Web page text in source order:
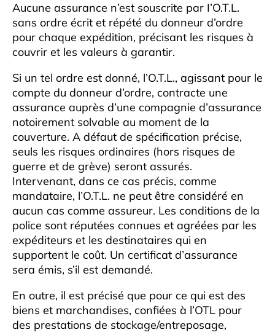
Aucune assurance n’est souscrite par I’O.T.L.
sans ordre écrit et répété du donneur d’ordre
pour chaque expédition, précisant les risques à
couvrir et les valeurs à garantir.
Si un tel ordre est donné, l’O.T.L., agissant pour le
compte du donneur d’ordre, contracte une
assurance auprès d’une compagnie d’assurance
notoirement solvable au moment de la
couverture. A défaut de spécification précise,
seuls les risques ordinaires (hors risques de
guerre et de grève) seront assurés.
Intervenant, dans ce cas précis, comme
mandataire, l’O.T.L. ne peut être considéré en
aucun cas comme assureur. Les conditions de la
police sont réputées connues et agréées par les
expéditeurs et les destinataires qui en
supportent le coût. Un certificat d’assurance
sera émis, s’il est demandé.
En outre, il est précisé que pour ce qui est des
biens et marchandises, confiées à l’OTL pour
des prestations de stockage/entreposage,